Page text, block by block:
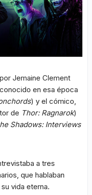
Jemaine Clement
en esa época
) y el cómico,
de Thor: Ragnarok)
Shadows: Interviews
a tres
que hablaban
vida eterna.